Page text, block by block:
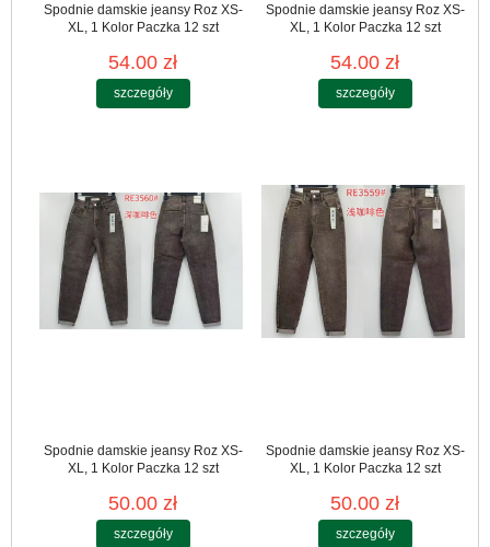
Spodnie damskie jeansy Roz XS-
XL, 1 Kolor Paczka 12 szt
54.00 zł
szczegóły
Spodnie damskie jeansy Roz XS-
XL, 1 Kolor Paczka 12 szt
54.00 zł
szczegóły
Spodnie damskie jeansy Roz XS-
XL, 1 Kolor Paczka 12 szt
50.00 zł
szczegóły
Spodnie damskie jeansy Roz XS-
XL, 1 Kolor Paczka 12 szt
50.00 zł
szczegóły